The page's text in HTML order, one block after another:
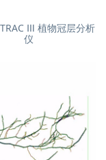
Ⅲ 植物冠层分析
仪